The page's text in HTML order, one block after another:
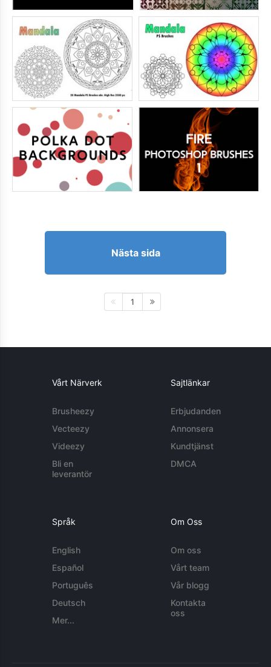
Nästa sida
1
Vårt Närverk
Brusheezy
Vecteezy
Videezy
Bli en
leverantör
Sajtlänkar
Erbjudanden
Annonsera
Kundtjänst
DMCA
Språk
English
Español
Português
Deutsch
Mer...
Om Oss
Om oss
Vårt team
Vår blogg
Kontakta
oss